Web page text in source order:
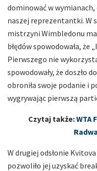
dominować w wymianach,
naszej reprezentantki. W
mistrzyni Wimbledonu
błędów spowodowała, że
Pierwszego nie
spowodowały, że doszło
obroniła swoje podanie i
wygrywając pierwszą
Czytaj także:WTA
W drugiej odsłonie
pozwoliło jej uzyskać